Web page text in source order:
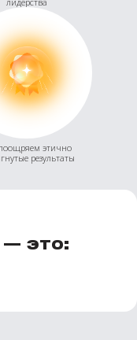
этично
результаты
— это: